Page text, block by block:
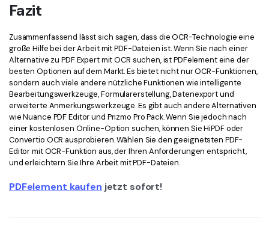
Fazit
Zusammenfassend lässt sich sagen, dass die OCR-Technologie eine
große Hilfe bei der Arbeit mit PDF-Dateien ist. Wenn Sie nach einer
Alternative zu PDF Expert mit OCR suchen, ist PDFelement eine der
besten Optionen auf dem Markt. Es bietet nicht nur OCR-Funktionen,
sondern auch viele andere nützliche Funktionen wie intelligente
Bearbeitungswerkzeuge, Formularerstellung, Datenexport und
erweiterte Anmerkungswerkzeuge. Es gibt auch andere Alternativen
wie Nuance PDF Editor und Prizmo Pro Pack. Wenn Sie jedoch nach
einer kostenlosen Online-Option suchen, können Sie HiPDF oder
Convertio OCR ausprobieren. Wählen Sie den geeignetsten PDF-
Editor mit OCR-Funktion aus, der Ihren Anforderungen entspricht,
und erleichtern Sie Ihre Arbeit mit PDF-Dateien.
PDFelement kaufen jetzt sofort!